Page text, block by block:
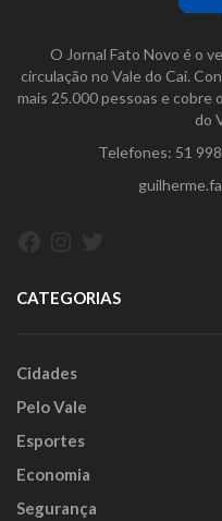
O Jornal Fato Novo é o
circulação no Vale do Caí.
mais 25.000 pessoas e cobre
do
Telefones: 51
CATEGORIAS
Cidades
Pelo Vale
Esportes
Economia
Segurança